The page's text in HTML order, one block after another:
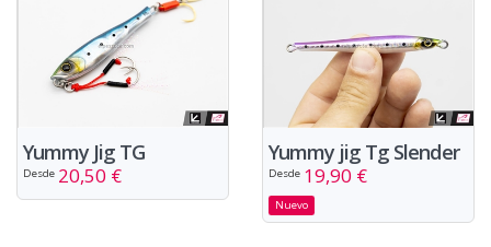
Yummy Jig TG
Desde 20,50 €
Yummy jig Tg Slender
Desde 19,90 €
Nuevo